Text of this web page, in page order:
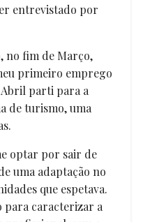
entrevistado por
no fim de Março,
primeiro emprego
parti para a
de turismo, uma
optar por sair de
uma adaptação no
que espetava.
para caracterizar a